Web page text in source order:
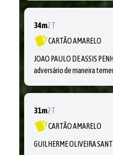
34m2T
CARTÃO AMARELO
JOAO PAULO DE ASSIS
adversário de maneira
31m2T
CARTÃO AMARELO
GUILHERME OLIVEIRA